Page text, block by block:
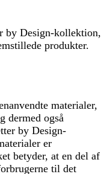
by Design-kollektion,
produkter.
materialer,
dermed også
by Design-
er
betyder, at en del af
til det